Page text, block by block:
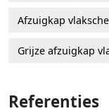
Afzuigkap
Grijze afzuigkap
Referenties